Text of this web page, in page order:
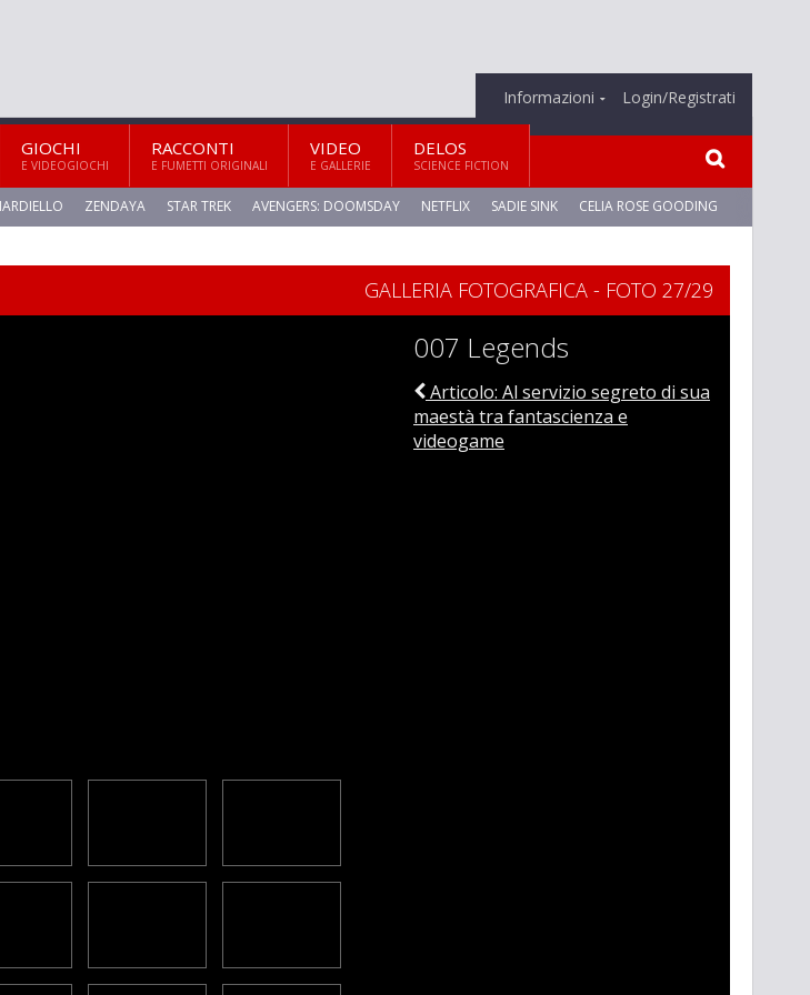
Informazioni Login/Registrati
GIOCHI
E VIDEOGIOCHI
RACCONTI
E FUMETTI ORIGINALI
VIDEO
E GALLERIE
DELOS
SCIENCE FICTION
ZENDAYA STAR TREK AVENGERS: DOOMSDAY NETFLIX SADIE SINK CELIA ROSE GOODING
GALLERIA FOTOGRAFICA - FOTO 27/29
007 Legends
Articolo: Al servizio segreto di sua
maestà tra fantascienza e
videogame